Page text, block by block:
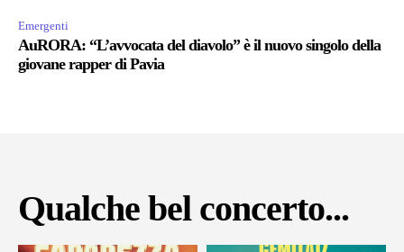
Emergenti
AuRORA: “L’avvocata del diavolo” è il nuovo singolo della
giovane rapper di Pavia
Qualche bel concerto...